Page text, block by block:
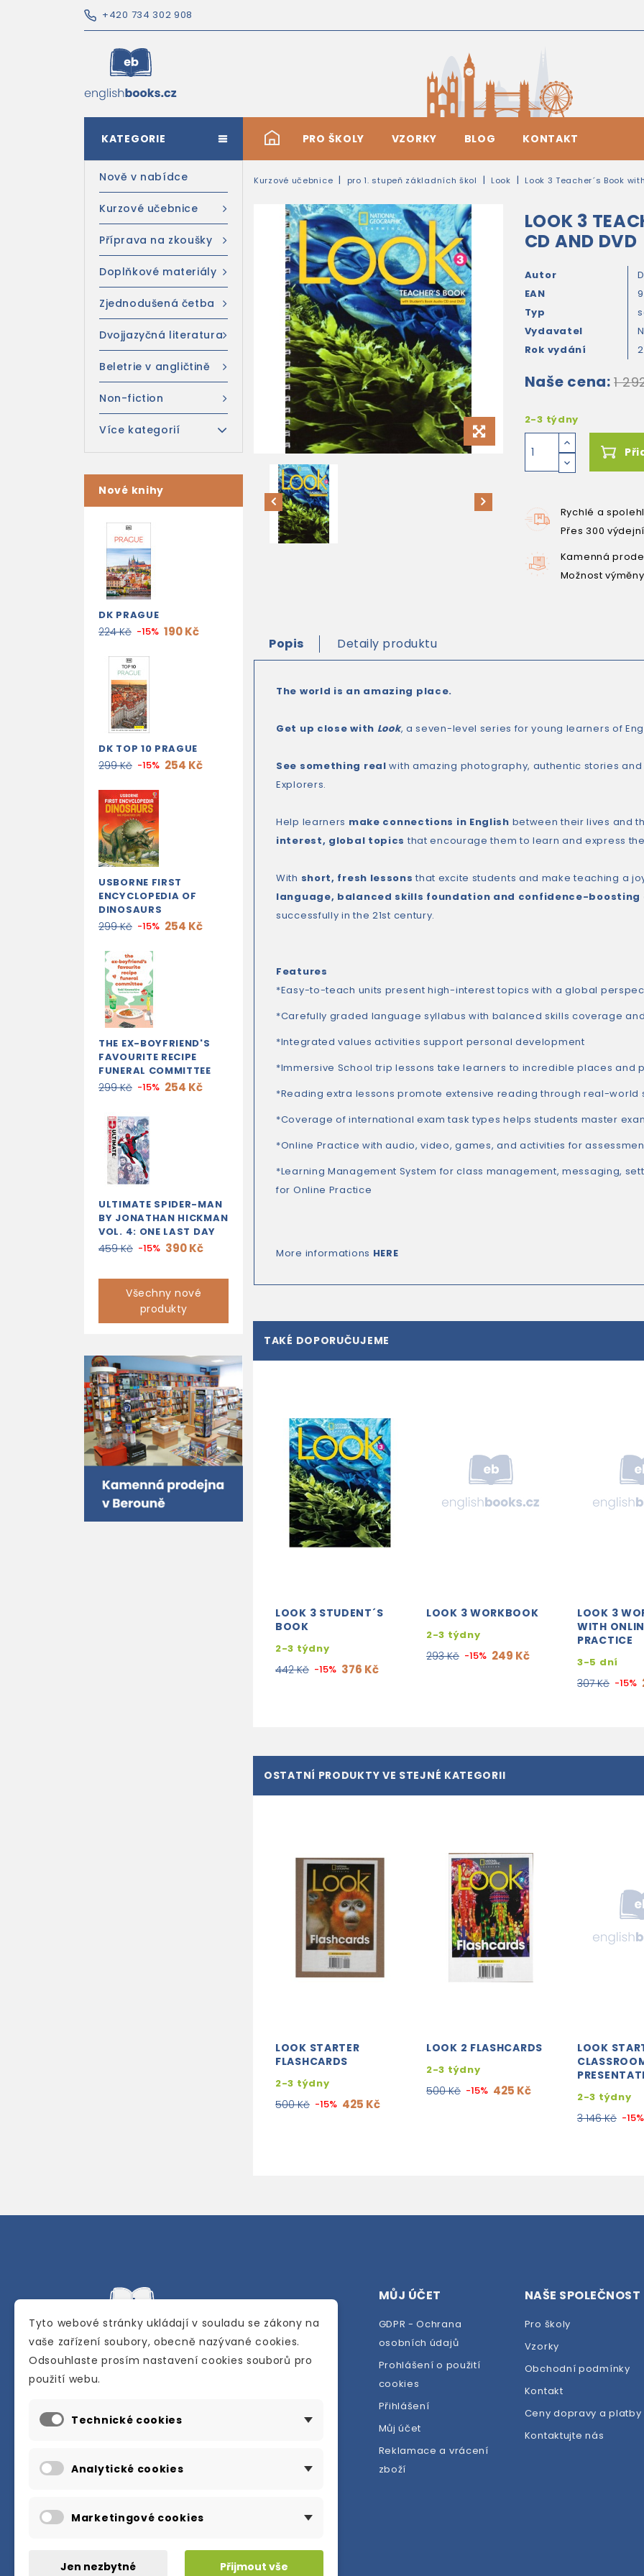
+420 734 302 908
# PRO ŠKOLY VZORKY BLOG KONTAKT
KATEGORIE
Nově v nabídce
Kurzové učebnice
Příprava na zkoušky
Doplňkové materiály
Zjednodušená četba
Dvojjazyčná literatura
Beletrie v angličtině
Non-fiction
Více kategorií
Nové knihy
DK PRAGUE
224 Kč -15% 190 Kč
DK TOP 10 PRAGUE
299 Kč -15% 254 Kč
USBORNE FIRST
ENCYCLOPEDIA OF
DINOSAURS
299 Kč -15% 254 Kč
THE EX-BOYFRIEND'S
FAVOURITE RECIPE
FUNERAL COMMITTEE
299 Kč -15% 254 Kč
ULTIMATE SPIDER-MAN
BY JONATHAN HICKMAN
VOL. 4: ONE LAST DAY
459 Kč -15% 390 Kč
Všechny nové
produkty
Kurzové učebnice pro 1. stupeň základních škol Look Look 3 Teacher´s Book
LOOK 3
CD AND DVD
Autor
EAN
Typ
Vydavatel
Rok vydání
Naše cena: 1
2-3 týdny
Rychlé a
Přes 300
Kamenná
Možnost
Popis Detaily produktu
The world is an amazing place.
Get up close with Look, a seven-level series for young learners of
See something real with amazing photography, authentic stories
Explorers.
Help learners make connections in English between their lives and
interest, global topics that encourage them to learn and express
With short, fresh lessons that excite students and make teaching a
language, balanced skills foundation and confidence-boosting
successfully in the 21st century.
Features
*Easy-to-teach units present high-interest topics with a global
*Carefully graded language syllabus with balanced skills coverage
*Integrated values activities support personal development
*Immersive School trip lessons take learners to incredible places and
*Reading extra lessons promote extensive reading through real-world
*Coverage of international exam task types helps students master
*Online Practice with audio, video, games, and activities for
*Learning Management System for class management, messaging,
for Online Practice
More informations HERE
TAKÉ DOPORUČUJEME
LOOK 3 STUDENT´S
BOOK
2-3 týdny
442 Kč -15% 376 Kč
LOOK 3 WORKBOOK
2-3 týdny
293 Kč -15% 249 Kč
LOOK 3
WITH
PRACTICE
3-5 dní
307 Kč -15%
OSTATNÍ PRODUKTY VE STEJNÉ KATEGORII
LOOK STARTER
FLASHCARDS
2-3 týdny
500 Kč -15% 425 Kč
LOOK 2 FLASHCARDS
2-3 týdny
500 Kč -15% 425 Kč
LOOK
2-3 týdny
3 146 Kč -15%
Internetové a kamenné knihkupectví se
anglického jazyka.
Karly Machové 48 Beroun 266 01
info@englishbooks.cz
MŮJ ÚČET
GDPR - Ochrana
osobních údajů
Prohlášení o použití
cookies
Přihlášení
Můj účet
Reklamace a vrácení
zboží
NAŠE SPOLEČNOST
Pro školy
Vzorky
Obchodní podmínky
Kontakt
Ceny dopravy a platby
Kontaktujte nás
Tyto webové stránky ukládají v souladu se zákony na
vaše zařízení soubory, obecně nazývané cookies.
Odsouhlaste prosím nastavení cookies souborů pro
použití webu.
Technické cookies
Analytické cookies
Marketingové cookies
Jen nezbytné Přijmout vše